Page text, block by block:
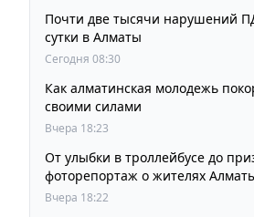
Почти две тысячи нарушений
сутки в Алматы
Сегодня 08:30
Как алматинская молодежь
своими силами
Вчера 18:23
От улыбки в троллейбусе до
фоторепортаж о жителях
Вчера 18:22